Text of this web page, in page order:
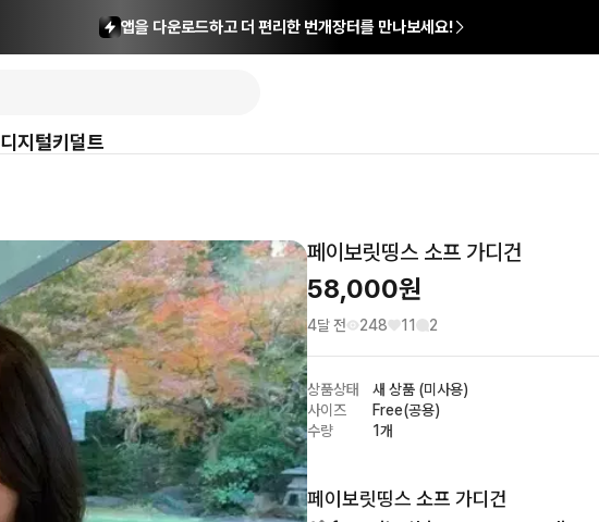
앱을 다운로드하고 더 편리한 번개장터를 만나보세요!
디지털키덜트
페이보릿띵스 소프 가디건
58,000원
4달 전 248 11 2
상품상태
새 상품 (미사용)
사이즈
Free(공용)
수량
1개
페이보릿띵스 소프 가디건